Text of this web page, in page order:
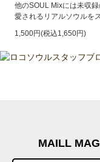
他のSOUL Mixには未収
愛されるリアルソウルを
1,500円(税込1,650円)
MAILL